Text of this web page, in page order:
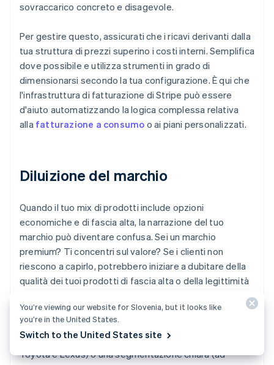
sovraccarico concreto e disagevole.
Per gestire questo, assicurati che i ricavi derivanti dalla
tua struttura di prezzi superino i costi interni. Semplifica
dove possibile e utilizza strumenti in grado di
dimensionarsi secondo la tua configurazione. È qui che
l'infrastruttura di fatturazione di Stripe può essere
d'aiuto automatizzando la logica complessa relativa
alla fatturazione a consumo o ai piani personalizzati.
Diluizione del marchio
Quando il tuo mix di prodotti include opzioni
economiche e di fascia alta, la narrazione del tuo
marchio può diventare confusa. Sei un marchio
premium? Ti concentri sul valore? Se i clienti non
riescono a capirlo, potrebbero iniziare a dubitare della
qualità dei tuoi prodotti di fascia alta o della legittimità
Per gestire questo aspetto, mantieni pulita
l'architettura del marchio. Le sottomarche (come
Toyota e Lexus) o una segmentazione chiara (ad
You’re viewing our website for Slovenia, but it looks like
you’re in the United States.
Switch to the United States site